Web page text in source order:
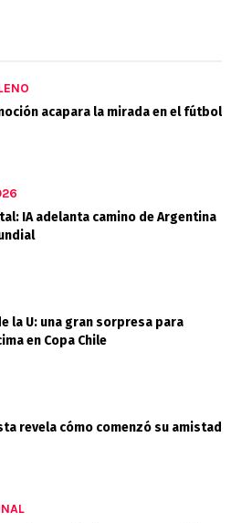
acapara la mirada en el fútbol
IA adelanta camino de Argentina
la U: una gran sorpresa para
en Copa Chile
revela cómo comenzó su amistad